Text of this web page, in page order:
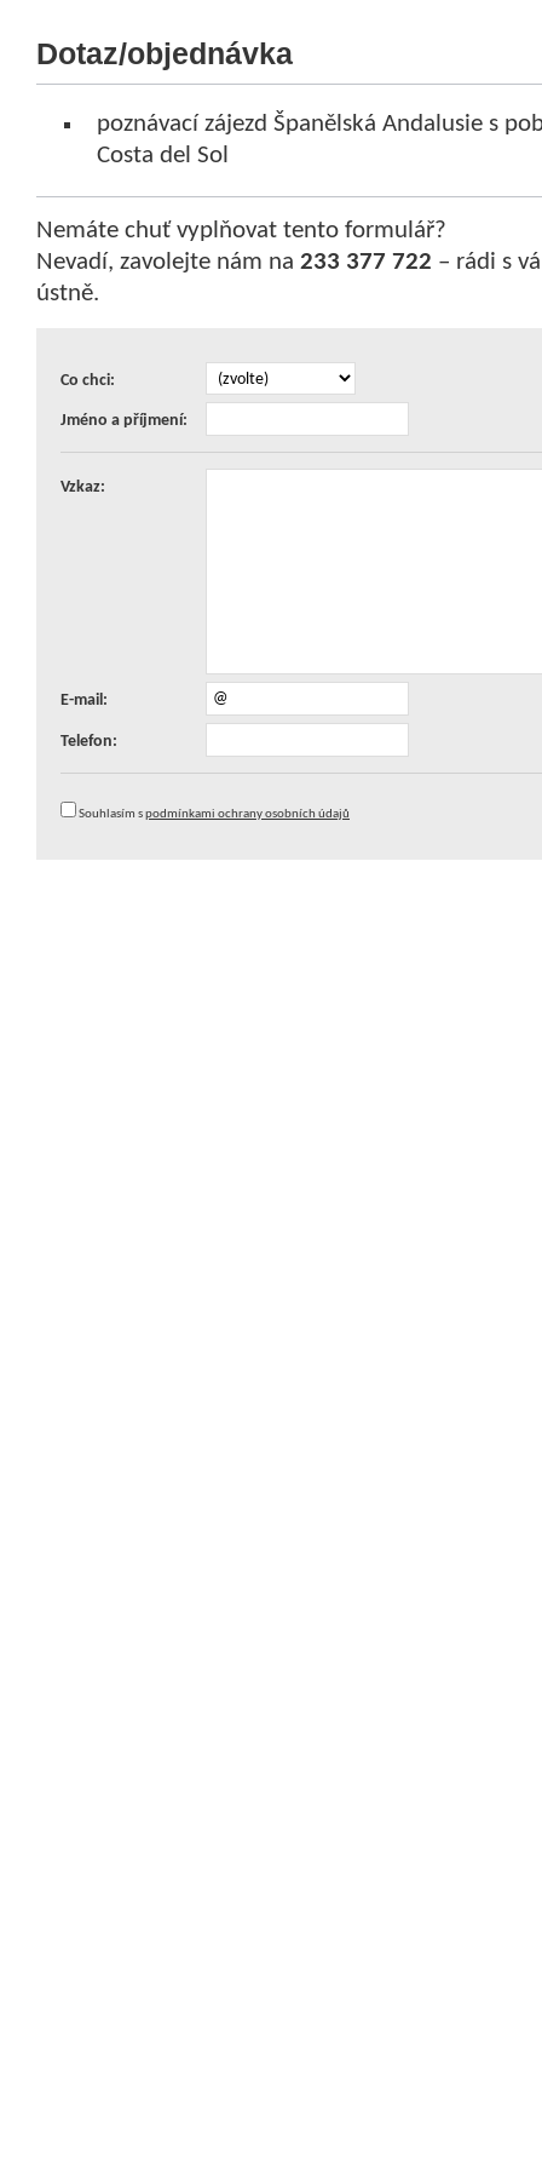
Dotaz/objednávka
poznávací zájezd Španělská Andalusie s
Costa del Sol
Nemáte chuť vyplňovat tento formulář?
Nevadí, zavolejte nám na 233 377 722 – rádi s
ústně.
Co chci:
Jméno a příjmení:
Vzkaz:
E-mail:
Telefon:
Souhlasím spodmínkami ochrany osobních údajů